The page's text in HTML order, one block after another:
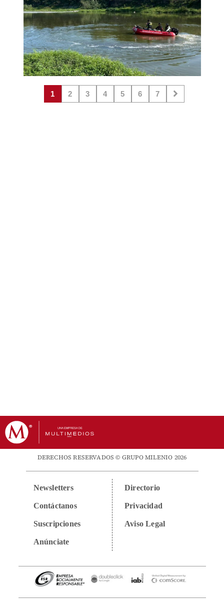
1 2 3 4 5 6 7
DERECHOS RESERVADOS © GRUPO MILENIO 2026
Newsletters
Contáctanos
Suscripciones
Anúnciate
Directorio
Privacidad
Aviso Legal